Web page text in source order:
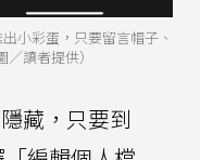
小彩蛋，只要留言帽子、
讀者提供）
藏，只要到